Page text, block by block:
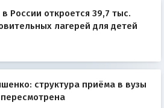
России откроется 39,7 тыс.
лагерей для детей
структура приёма в вузы